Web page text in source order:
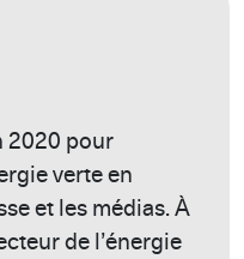
2020 pour
verte en
et les médias. À
de l’énergie